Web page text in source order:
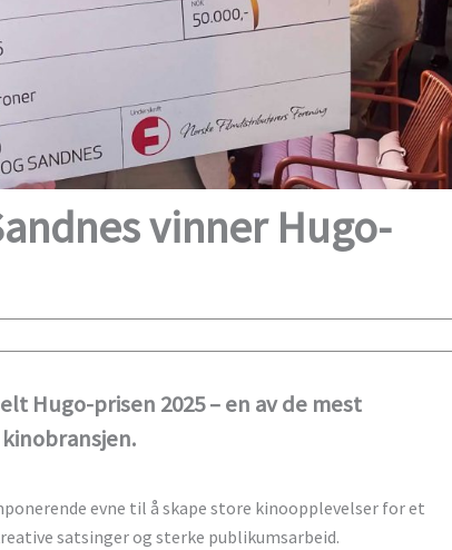
vinner Hugo-
Hugo-prisen 2025 – en av de mest
evne til å skape store kinoopplevelser for et
satsinger og sterke publikumsarbeid.